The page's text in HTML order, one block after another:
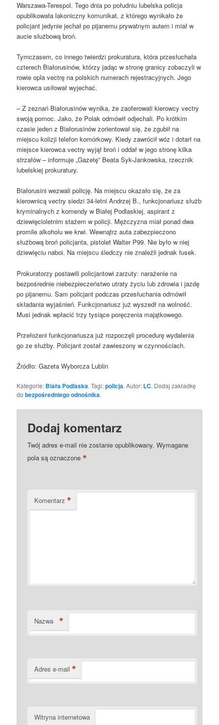
Warszawa-Terespol. Tego dnia po południu lubelska policja
opublikowała lakoniczny komunikat, z którego wynikało że
policjant jedynie jechał po pijanemu prywatnym autem i miał w
aucie służbową broń.
Tymczasem, co innego twierdzi prokuratura, która przesłuchała
czterech Białorusinów, którzy jadąc w stronę granicy zobaczyli w
rowie opla vectrę na polskich numerach rejestracyjnych. Jego
kierowca usiłował wyjechać.
– Z zeznań Białorusinów wynika, że zaoferowali kierowcy vectry
swoją pomoc. Jako, że Polak odmówił odjechali. Po krótkim
czasie jeden z Białorusinów zorientował się, że zgubił na
miejscu kolizji telefon komórkowy. Kiedy zawrócił wóz i dotarł na
miejsce kierowca vectry wyjął broń i oddał w jego stronę kilka
strzałów – informuje „Gazetę” Beata Syk-Jankowska, rzecznik
lubelskiej prokuratury.
Białorusini wezwali policję. Na miejscu okazało się, że za
kierownicą vectry siedzi 34-letni Andrzej B., funkcjonariusz służb
kryminalnych z komendy w Białej Podlaskiej, aspirant z
dziewięcioletnim stażem w policji. Mężczyzna miał ponad dwa
promile alkoholu we krwi. Wewnątrz auta zabezpieczono
służbową broń policjanta, pistolet Walter P99. Nie było w niej
dziewięciu naboi. Na miejscu śledczy nie znaleźli jednak łusek.
Prokuratorzy postawili policjantowi zarzuty: narażenie na
bezpośrednie niebezpieczeństwo utraty życiu lub zdrowia i jazdę
po pijanemu. Sam policjant podczas przesłuchania odmówił
składania wyjaśnień. Funkcjonariusz już wyszedł na wolność.
Musi jednak wpłacić trzy tysiące poręczenia majątkowego.
Przełożeni funkcjonariusza już rozpoczęli procedurę wydalenia
go ze służby. Policjant został zawieszony w czynnościach.
Źródło: Gazeta Wyborcza Lublin
Kategorie: Biała Podlaska. Tagi:policja. Autor: LC. Dodaj zakładkę
dobezpośredniego odnośnika.
Dodaj komentarz
Twój adres e-mail nie zostanie opublikowany. Wymagane
pola są oznaczone*
Komentarz *
Nazwa *
Adres e-mail *
Witryna internetowa